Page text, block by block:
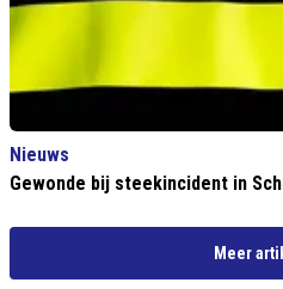
Nieuws
Gewonde bij steekincident in
Meer